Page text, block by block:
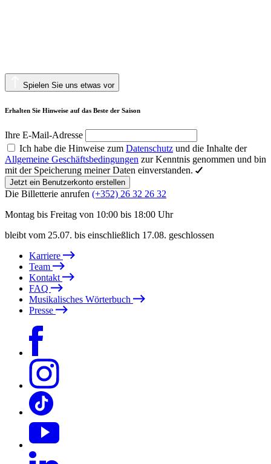
Spielen Sie uns etwas vor
Erhalten Sie Hinweise auf das Beste der Saison
Ihre E-Mail-Adresse
Ich habe die Hinweise zum Datenschutz und die Inhalte der
Allgemeine Geschäftsbedingungen zur Kenntnis genommen und bin
mit der Speicherung meiner Daten einverstanden.
Jetzt ein Benutzerkonto erstellen
Die Billetterie anrufen (+352) 26 32 26 32
Montag bis Freitag von 10:00 bis 18:00 Uhr
bleibt vom 25.07. bis einschließlich 17.08. geschlossen
Karriere
Team
Kontakt
FAQ
Musikalisches Wörterbuch
Presse